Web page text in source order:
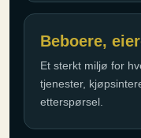
Beboere,
Et sterkt miljø for
tjenester,
etterspørsel.